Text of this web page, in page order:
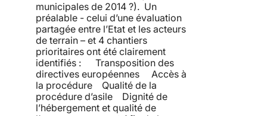
municipales de 2014 ?). Un
préalable - celui d’une évaluation
partagée entre l’Etat et les acteurs
de terrain – et 4 chantiers
prioritaires ont été clairement
identifiés : Transposition des
directives européennes Accès à
la procédure Qualité de la
procédure d’asile Dignité de
l’hébergement et qualité de